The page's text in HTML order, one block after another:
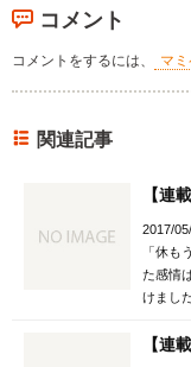
コメント
コメントをするには、 マ
関連記事
【連
2017/
「休も
た感情
けました
【連